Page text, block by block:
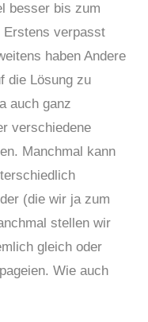
besser bis zum
Erstens verpasst
haben Andere
die Lösung zu
auch ganz
verschiedene
Manchmal kann
(die wir ja zum
stellen wir
gleich oder
Wie auch